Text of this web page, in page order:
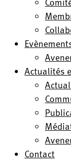
Actualités
Contact